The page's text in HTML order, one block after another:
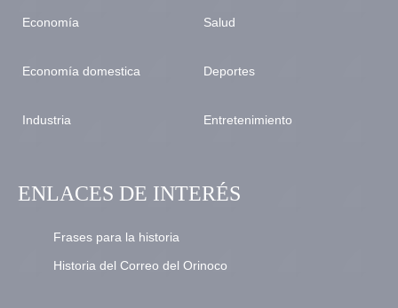
Economía
Economía domestica
Industria
Salud
Deportes
Entretenimiento
ENLACES DE INTERÉS
Frases para la historia
Historia del Correo del Orinoco